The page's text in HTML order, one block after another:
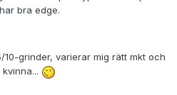
bra edge.
grinder, varierar mig rätt mkt och